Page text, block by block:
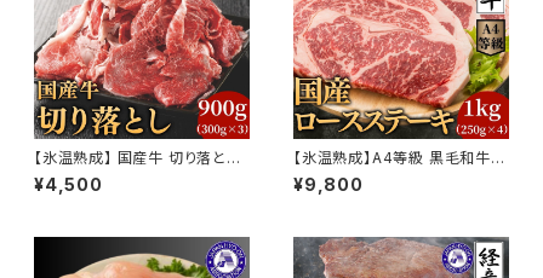
【氷温熟成】 国産牛 切り落とし
900g 小分け300g×3P
¥4,500
【氷温熟成】A4等級 黒毛和牛
ロースステーキ 1kg（250g×4
枚）訳あり
¥9,800